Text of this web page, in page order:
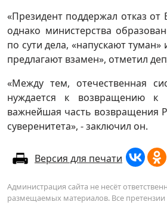
«Президент поддержал отказ от
однако министерства
по сути дела, «напускают туман»
предлагают взамен», отметил
«Между тем, отечественная
нуждается к возвращению
важнейшая часть возвращения
суверенитета», - заключил он.
Версия для печати
Администрация сайта не несёт
размещаемых материалов. Все